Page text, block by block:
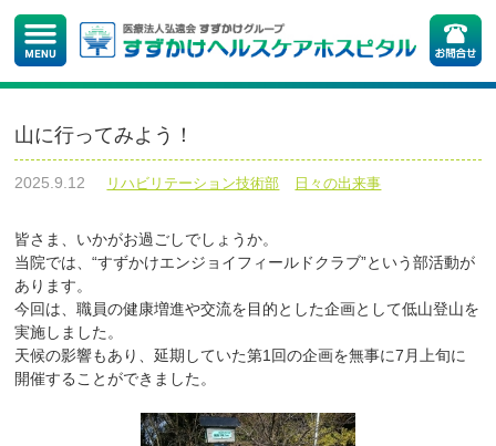
山に行ってみよう！
2025.9.12 リハビリテーション技術部 日々の出来事
皆さま、いかがお過ごしでしょうか。
当院では、“すずかけエンジョイフィールドクラブ”という部活動が
あります。
今回は、職員の健康増進や交流を目的とした企画として低山登山を
実施しました。
天候の影響もあり、延期していた第1回の企画を無事に7月上旬に
開催することができました。